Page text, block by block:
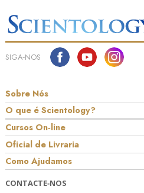
SIGA‑NOS
Sobre Nós
O que é Scientology?
Cursos On‑line
Oficial de Livraria
Como Ajudamos
CONTACTE‑NOS